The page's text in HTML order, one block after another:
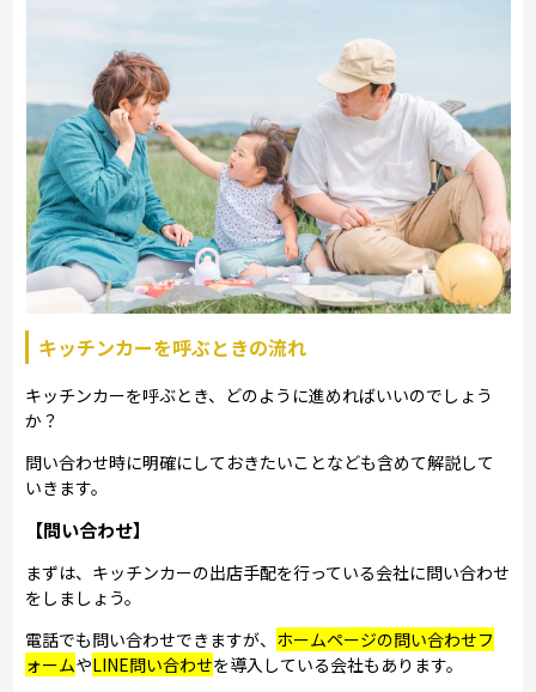
キッチンカーを呼ぶときの流れ
キッチンカーを呼ぶとき、どのように進めればいいのでしょう
か？
問い合わせ時に明確にしておきたいことなども含めて解説して
いきます。
【問い合わせ】
まずは、キッチンカーの出店手配を行っている会社に問い合わせ
をしましょう。
電話でも問い合わせできますが、 ホームページの問い合わせフ
ォームやLINE問い合わせを導入している会社もあります。